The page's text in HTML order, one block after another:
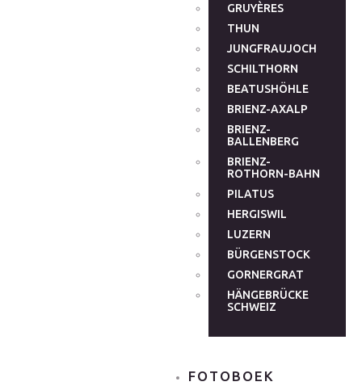
GRUYÈRES
THUN
JUNGFRAUJOCH
SCHILTHORN
BEATUSHÖHLE
BRIENZ-AXALP
BRIENZ-
BALLENBERG
BRIENZ-
ROTHORN-BAHN
PILATUS
HERGISWIL
LUZERN
BÜRGENSTOCK
GORNERGRAT
HÄNGEBRÜCKE
SCHWEIZ
FOTOBOEK